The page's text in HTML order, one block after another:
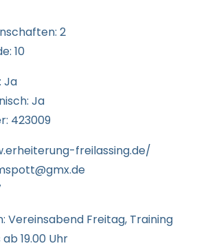
2
10
Ja
Ja
423009
freilassing.de/
Vereinsabend Freitag, Training
19.00 Uhr